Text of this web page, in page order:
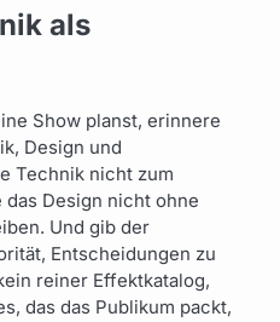
als
Show planst, erinnere
Design und
Technik nicht zum
Design nicht ohne
Und gib der
Entscheidungen zu
reiner Effektkatalog,
das das Publikum packt,